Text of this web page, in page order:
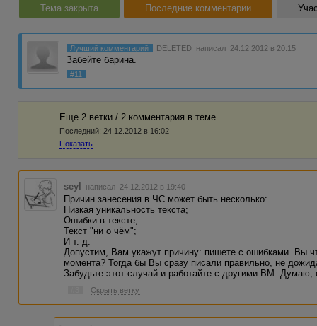
Тема закрыта Последние комментарии
Лучший комментарий DELETED написал 24.12.2012 в 20:15
Забейте барина.
#11
Еще 2 ветки / 2 комментария в темe
Последний: 24.12.2012 в 16:02
Показать
seyl написал 24.12.2012 в 19:40
Причин занесения в ЧС может быть несколько:
Низкая уникальность текста;
Ошибки в тексте;
Текст "ни о чём";
И т. д.
Допустим, Вам укажут причину: пишете с ошибками. Вы
момента? Тогда бы Вы сразу писали правильно, не
Забудьте этот случай и работайте с другими ВМ. Думаю,
Скрыть ветку